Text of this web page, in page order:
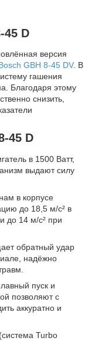
45 D
версия
GBH 8-45 DV. В
гашения
Благодаря этому
снизить,
45 D
в 1500 Ватт,
выдают силу
в корпусе
до 18,5 м/с² в
до 14 м/с² при
обратный удар
надёжно
пуск и
позволяют с
аккуратно и
Turbo